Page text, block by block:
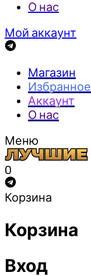
О нас
Мой аккаунт
Магазин
Избранное
Аккаунт
О нас
Меню
0
Корзина
Корзина
Вход